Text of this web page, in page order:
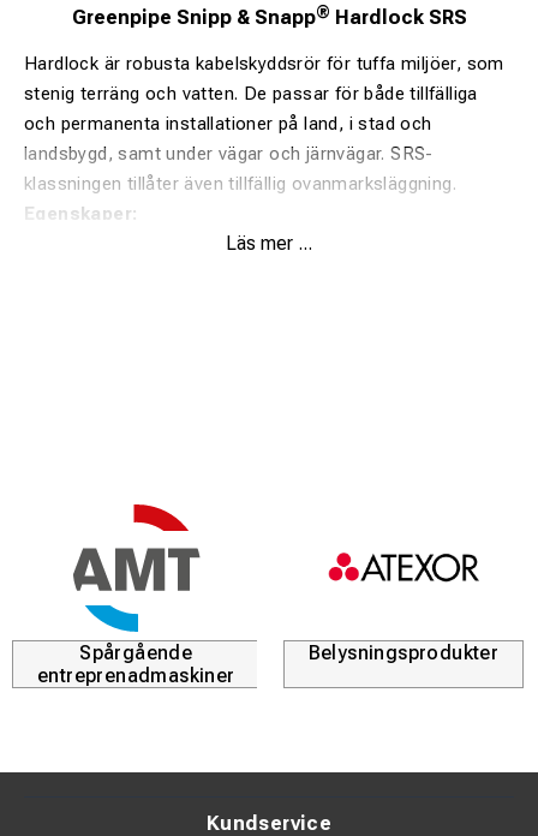
Greenpipe Snipp & Snapp® Hardlock SRS
Hardlock är robusta kabelskyddsrör för tuffa miljöer, som
stenig terräng och vatten. De passar för både tillfälliga
och permanenta installationer på land, i stad och
landsbygd, samt under vägar och järnvägar. SRS-
klassningen tillåter även tillfällig ovanmarksläggning.
Egenskaper:
Förstahandsval för installatörer sedan 2001.
Uppfyller SRN- och SRS-krav enligt verksamhetsnorm
5200 och testas av SP i Göteborg.
Läs mer ...
Spårgående
entreprenadmaskiner
Belysningsprodukter
Kundservice